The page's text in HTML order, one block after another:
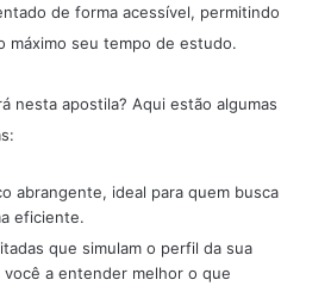
de forma acessível, permitindo
máximo seu tempo de estudo.
nesta apostila? Aqui estão algumas
abrangente, ideal para quem busca
eficiente.
que simulam o perfil da sua
você a entender melhor o que